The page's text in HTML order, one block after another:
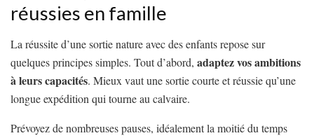
réussies en famille
La réussite d’une sortie nature avec des enfants repose sur
quelques principes simples. Tout d’abord, adaptez vos ambitions
à leurs capacités. Mieux vaut une sortie courte et réussie qu’une
longue expédition qui tourne au calvaire.
Prévoyez de nombreuses pauses, idéalement la moitié du temps